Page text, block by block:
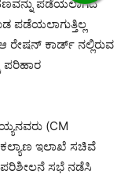
ಪಡೆಯಲಾಗದ
ಪಡೆಯಲಾಗುತ್ತಿಲ್ಲ
ರೇಷನ್ ಕಾರ್ಡ್ ನಲ್ಲಿರುವ
ಪರಿಹಾರ
(CM
ಇಲಾಖೆ ಸಚಿವೆ
ಪರಿಶೀಲನೆ ಸಭೆ ನಡೆಸಿ